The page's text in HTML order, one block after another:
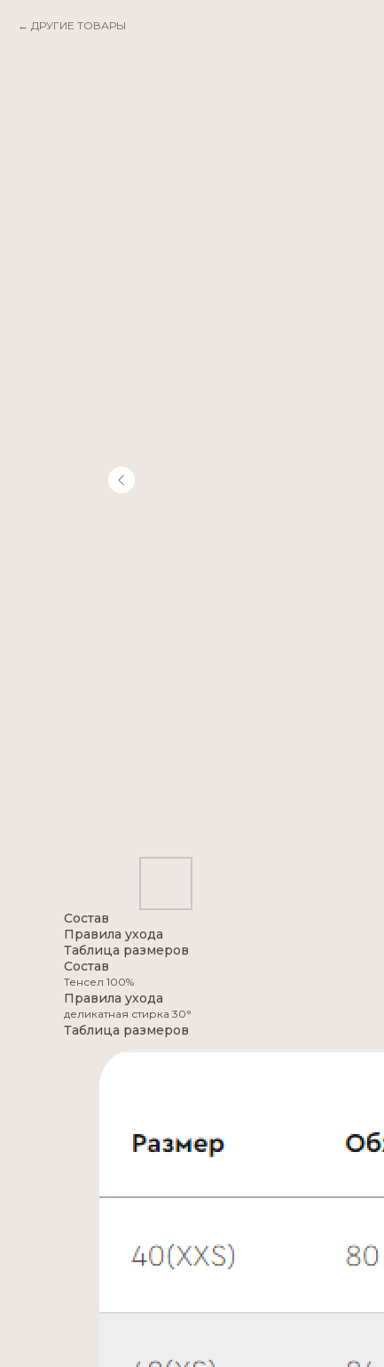
ДРУГИЕ ТОВАРЫ
Состав
Правила ухода
Таблица размеров
Состав
Тенсел 100%
Правила ухода
деликатная стирка 30°
Таблица размеров